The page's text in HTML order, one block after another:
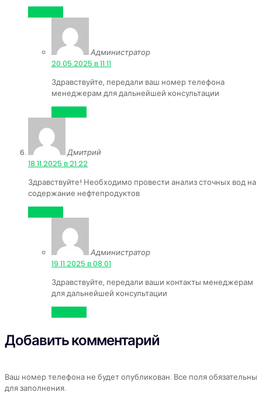
Администратор
20.05.2025 в 11:11
Здравствуйте, передали ваш номер телефона
менеджерам для дальнейшей консультации
Дмитрий
18.11.2025 в 21:22
Здравствуйте! Необходимо провести анализ сточных вод на
содержание нефтепродуктов
Администратор
19.11.2025 в 08:01
Здравствуйте, передали ваши контакты менеджерам
для дальнейшей консультации
Добавить комментарий
Ваш номер телефона не будет опубликован. Все поля обязательны
для заполнения.